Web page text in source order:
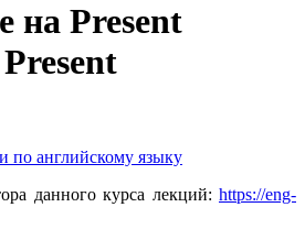
на Present
по английскому языку
данного курса лекций: https://eng-